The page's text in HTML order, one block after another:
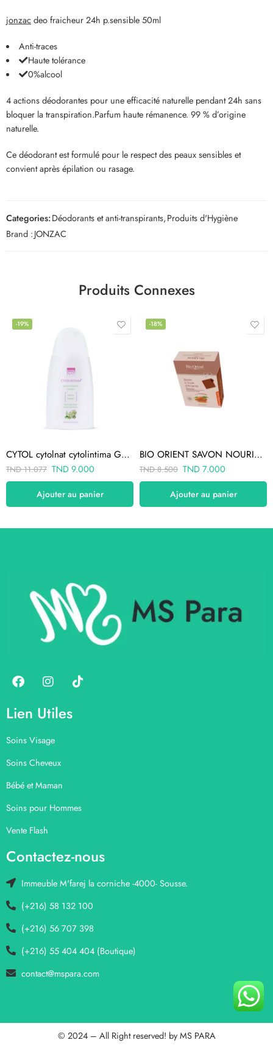
jonzacdeo fraicheur 24h p.sensible 50ml
Anti-traces
Haute tolérance
0%alcool
4 actions déodorantes pour une efficacité naturelle pendant 24h sans
bloquer la transpiration.Parfum haute rémanence. 99 % d’origine
naturelle.
Ce déodorant est formulé pour le respect des peaux sensibles et
convient après épilation ou rasage.
Categories:Déodorants et anti-transpirants,Produits d'Hygiène
Brand :JONZAC
Produits Connexes
-19%
CYTOL cytolnat cytolintima GEL INTIME 100ML
TND11.077 TND9.000
Ajouter au panier
-18%
BIO ORIENT SAVON NOURISSANT À L’HUILE D’AMANDE DOUCE 90 gr
TND8.500 TND7.000
Ajouter au panier
Lien Utiles
Soins Visage
Soins Cheveux
Bébé et Maman
Soins pour Hommes
Vente Flash
Contactez-nous
Immeuble M'farej la corniche -4000- Sousse.
(+216) 58 132 100
(+216) 56 707 398
(+216) 55 404 404 (Boutique)
contact@mspara.com
© 2024 – All Right reserved! byMS PARA